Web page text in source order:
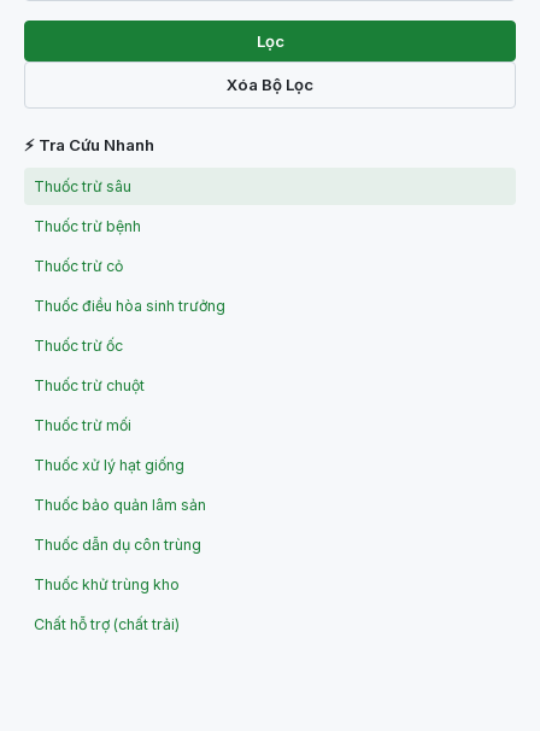
Lọc
Xóa Bộ Lọc
⚡ Tra Cứu Nhanh
Thuốc trừ sâu
Thuốc trừ bệnh
Thuốc trừ cỏ
Thuốc điều hòa sinh trưởng
Thuốc trừ ốc
Thuốc trừ chuột
Thuốc trừ mối
Thuốc xử lý hạt giống
Thuốc bảo quản lâm sản
Thuốc dẫn dụ côn trùng
Thuốc khử trùng kho
Chất hỗ trợ (chất trải)